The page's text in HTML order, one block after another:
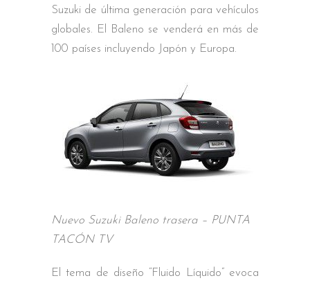
Suzuki de última generación para vehículos
globales. El Baleno se venderá en más de
100 países incluyendo Japón y Europa.
Nuevo Suzuki Baleno trasera – PUNTA
TACÓN TV
El tema de diseño “Fluido Líquido” evoca